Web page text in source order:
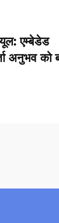
एम्बेडेड
अनुभव को